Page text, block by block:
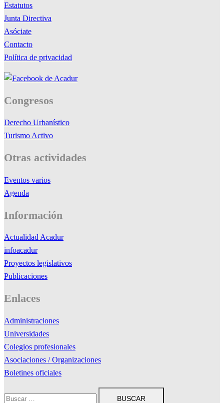
Estatutos
Junta Directiva
Asóciate
Contacto
Política de privacidad
Congresos
Derecho Urbanístico
Turismo Activo
Otras actividades
Eventos varios
Agenda
Información
Actualidad Acadur
infoacadur
Proyectos legislativos
Publicaciones
Enlaces
Administraciones
Universidades
Colegios profesionales
Asociaciones / Organizaciones
Boletines oficiales
Buscar: